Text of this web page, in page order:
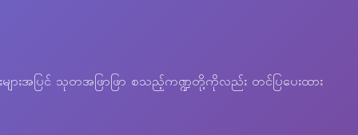
းများအပြင် သုတအဖြာဖြာ စသည့်ကဏ္ဍတို့ကိုလည်း တင်ပြပေးထား